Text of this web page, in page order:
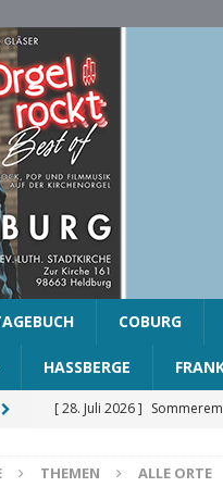
COBURG
HASSBERGE
[ 28. Juli 2026 ]
[ 28. Juli 2026 ] Ehrenring
THEMEN ALLE ORTE